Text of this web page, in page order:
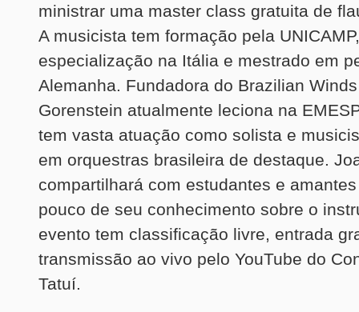
ministrar uma master class gratuita de
A musicista tem formação pela UNICAMP,
especialização na Itália e mestrado em
Alemanha. Fundadora do Brazilian
Gorenstein atualmente leciona na
tem vasta atuação como solista e
em orquestras brasileira de destaque.
compartilhará com estudantes e
pouco de seu conhecimento sobre o
evento tem classificação livre, entrada
transmissão ao vivo pelo YouTube do
Tatuí.